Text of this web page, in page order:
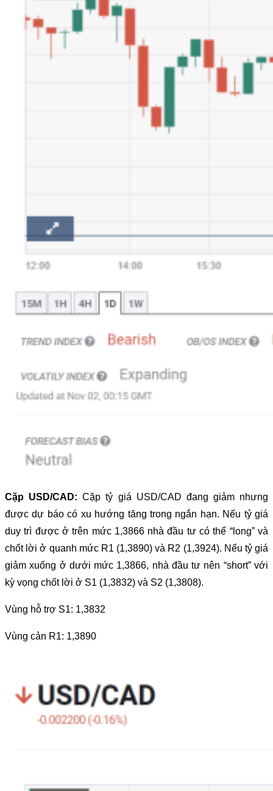
Cặp USD/CAD:Cặp tỷ giá USD/CAD đang giảm nhưng
được dự báo có xu hướng tăng trong ngắn hạn. Nếu tỷ giá
duy trì được ở trên mức 1,3866 nhà đầu tư có thể “long” và
chốt lời ở quanh mức R1 (1,3890) và R2 (1,3924). Nếu tỷ giá
giảm xuống ở dưới mức 1,3866, nhà đầu tư nên “short” với
kỳ vọng chốt lời ở S1 (1,3832) và S2 (1,3808).
Vùng hỗ trợ S1: 1,3832
Vùng cản R1: 1,3890